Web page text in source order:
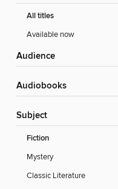
All titles
Available now
Audience
Audiobooks
Subject
Fiction
Mystery
Classic Literature